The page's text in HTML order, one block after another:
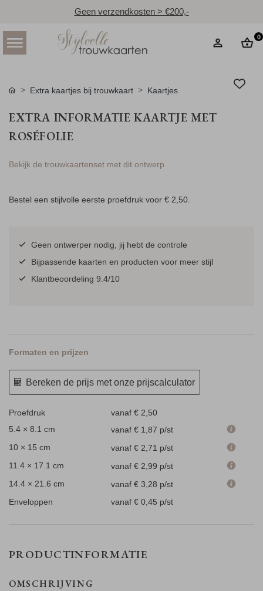
Geen verzendkosten > €200,-
0
Extra kaartjes bij trouwkaart Kaartjes
EXTRA INFORMATIE KAARTJE MET
ROSÉFOLIE
Bekijk de trouwkaartenset met dit ontwerp
Bestel een stijlvolle eerste proefdruk voor € 2,50.
Geen ontwerper nodig, jij hebt de controle
Bijpassende kaarten en producten voor meer stijl
Klantbeoordeling 9.4/10
Formaten en prijzen
Bereken de prijs met onze prijscalculator
Proefdruk
vanaf € 2,50
5.4 × 8.1 cm
vanaf € 1,87 p/st
10 × 15 cm
vanaf € 2,71 p/st
11.4 × 17.1 cm
vanaf € 2,99 p/st
14.4 × 21.6 cm
vanaf € 3,28 p/st
Enveloppen
vanaf € 0,45 p/st
PRODUCTINFORMATIE
OMSCHRIJVING